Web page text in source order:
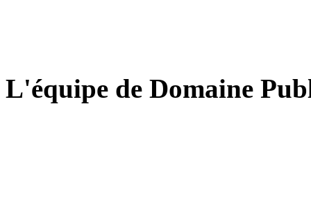
L'équipe de Domaine